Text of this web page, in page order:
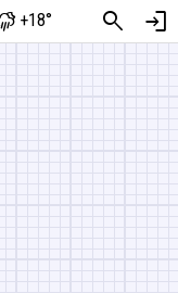
+18° search login